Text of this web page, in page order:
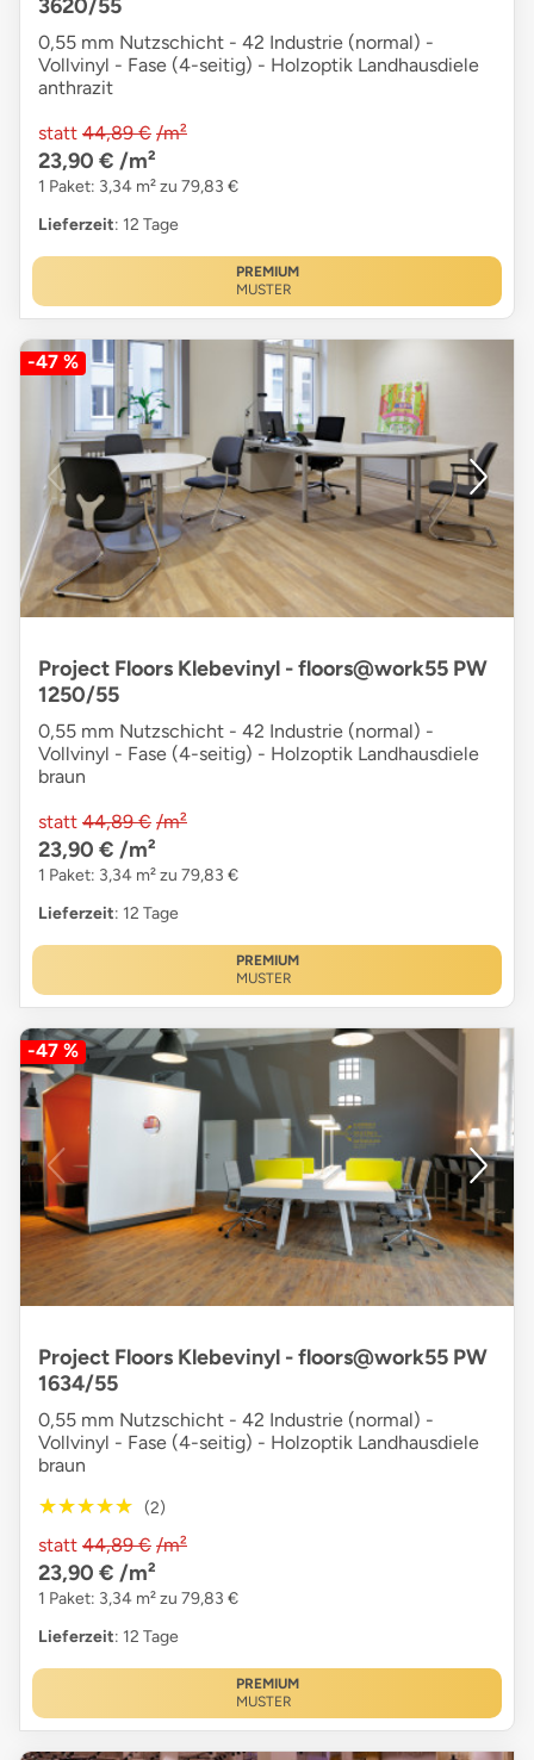
3620/55
0,55 mm Nutzschicht - 42 Industrie (normal) -
Vollvinyl - Fase (4-seitig) - Holzoptik Landhausdiele
anthrazit
statt 44,89 € /m²
23,90 € /m²
1 Paket: 3,34 m² zu 79,83 €
Lieferzeit: 12 Tage
PREMIUM
MUSTER
-47 %
Project Floors Klebevinyl - floors@work55 PW
1250/55
0,55 mm Nutzschicht - 42 Industrie (normal) -
Vollvinyl - Fase (4-seitig) - Holzoptik Landhausdiele
braun
statt 44,89 € /m²
23,90 € /m²
1 Paket: 3,34 m² zu 79,83 €
Lieferzeit: 12 Tage
PREMIUM
MUSTER
-47 %
Project Floors Klebevinyl - floors@work55 PW
1634/55
0,55 mm Nutzschicht - 42 Industrie (normal) -
Vollvinyl - Fase (4-seitig) - Holzoptik Landhausdiele
braun
★★★★★
★★★★★ (2)
statt 44,89 € /m²
23,90 € /m²
1 Paket: 3,34 m² zu 79,83 €
Lieferzeit: 12 Tage
PREMIUM
MUSTER